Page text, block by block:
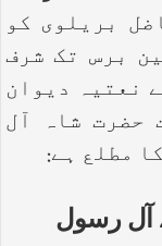
بریلوی کو
برس تک شرف
نعتیہ دیوان
حضرت شاہ آل
مطلع ہے:
آل رسول